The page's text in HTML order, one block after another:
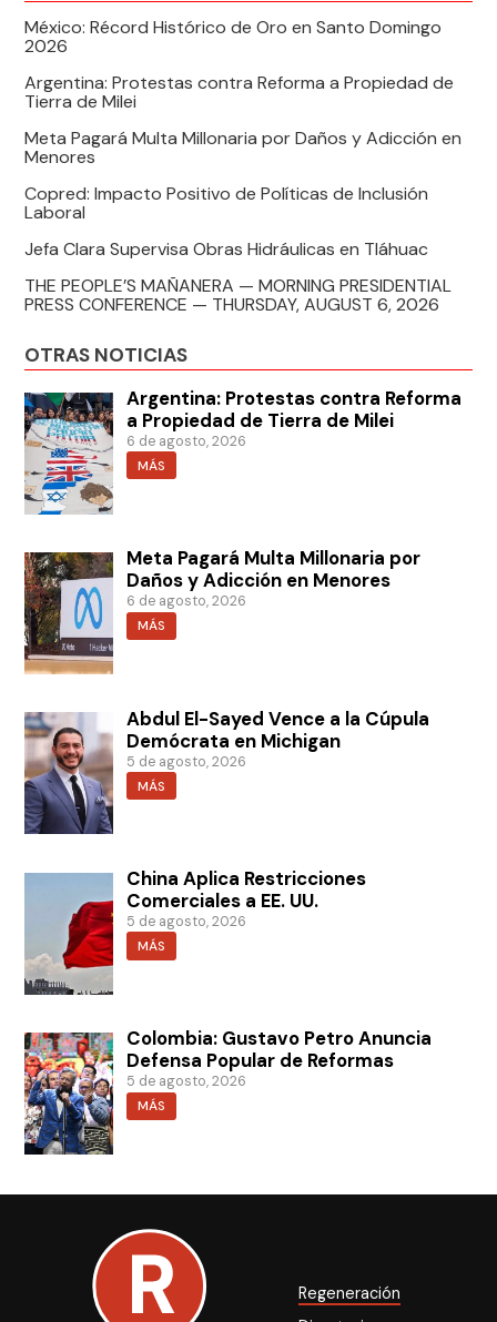
México: Récord Histórico de Oro en Santo Domingo
2026
Argentina: Protestas contra Reforma a Propiedad de
Tierra de Milei
Meta Pagará Multa Millonaria por Daños y Adicción en
Menores
Copred: Impacto Positivo de Políticas de Inclusión
Laboral
Jefa Clara Supervisa Obras Hidráulicas en Tláhuac
THE PEOPLE’S MAÑANERA — MORNING PRESIDENTIAL
PRESS CONFERENCE — THURSDAY, AUGUST 6, 2026
OTRAS NOTICIAS
Argentina: Protestas contra Reforma
a Propiedad de Tierra de Milei
6 de agosto, 2026
MÁS
Meta Pagará Multa Millonaria por
Daños y Adicción en Menores
6 de agosto, 2026
MÁS
Abdul El-Sayed Vence a la Cúpula
Demócrata en Michigan
5 de agosto, 2026
MÁS
China Aplica Restricciones
Comerciales a EE. UU.
5 de agosto, 2026
MÁS
Colombia: Gustavo Petro Anuncia
Defensa Popular de Reformas
5 de agosto, 2026
MÁS
Regeneración